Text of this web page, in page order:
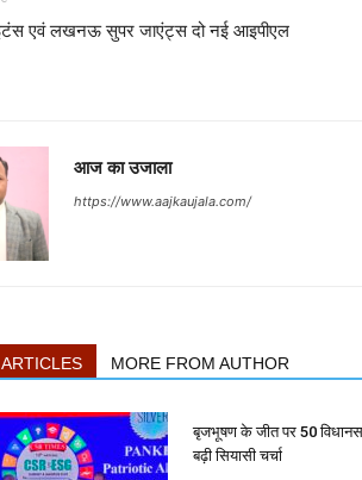
एवं लखनऊ सुपर जाएंट्स दो नई आइपीएल
आज का उजाला
https://www.aajkaujala.com/
MORE FROM AUTHOR
बृजभूषण के जीत पर 50
बढ़ी सियासी चर्चा